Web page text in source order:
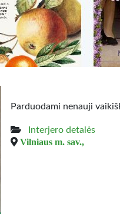
Parduodami nenauji
Interjero detalės
Vilniaus m. sav.,